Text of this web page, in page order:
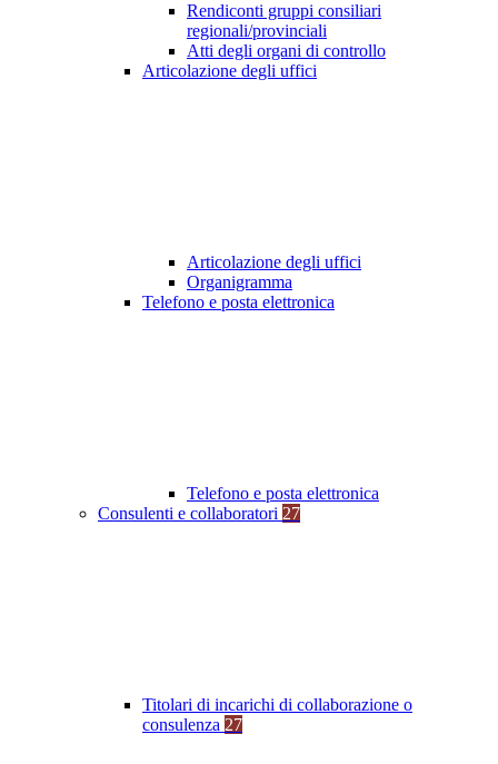
Rendiconti gruppi consiliari
regionali/provinciali
Atti degli organi di controllo
Articolazione degli uffici
Articolazione degli uffici
Organigramma
Telefono e posta elettronica
Telefono e posta elettronica
Consulenti e collaboratori 27
Titolari di incarichi di collaborazione o
consulenza 27